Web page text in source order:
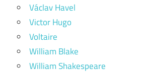
Václav Havel
Victor Hugo
Voltaire
William Blake
William Shakespeare